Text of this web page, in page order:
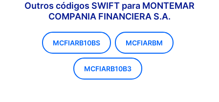
Outros códigos SWIFT para MONTEMAR
COMPANIA FINANCIERA S.A.
MCFIARB10BS MCFIARBM
MCFIARB10B3